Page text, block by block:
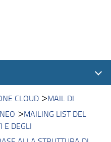
CLOUD
MAIL DI
MAILING LIST DEL
E DEGLI